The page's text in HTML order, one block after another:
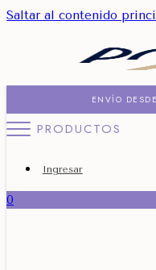
Saltar al contenido
ENVÍO DESDE
PRODUCTOS
Ingresar
0